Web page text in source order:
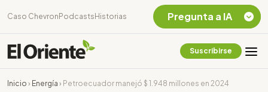
Caso Chevron Podcasts Historias
Suscribirse
Inicio › Energía › Petroecuador manejó $ 1.948 millones en 2024
Pregunta a IA
Chevron Ecuador